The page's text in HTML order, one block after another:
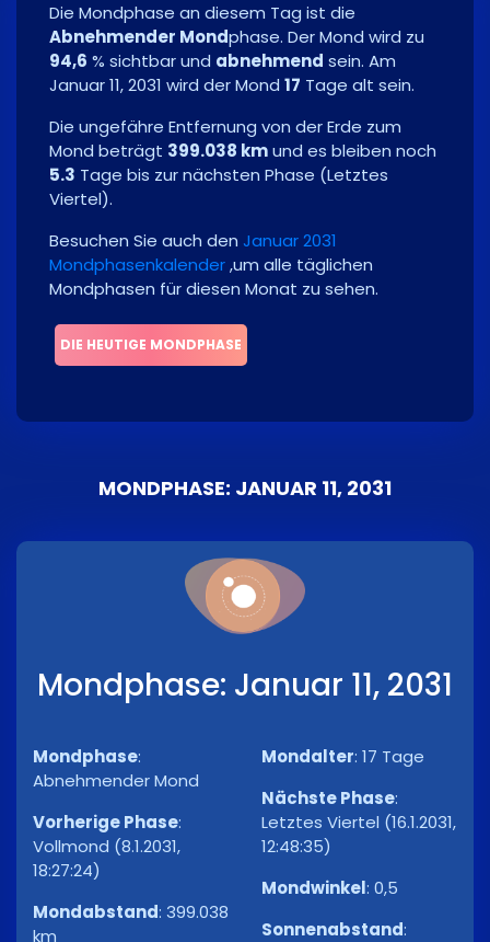
Die Mondphase an diesem Tag ist die
Abnehmender Mondphase. Der Mond wird zu
94,6 % sichtbar und abnehmend sein. Am
Januar 11, 2031 wird der Mond 17 Tage alt sein.
Die ungefähre Entfernung von der Erde zum
Mond beträgt 399.038 kmund es bleiben noch
5.3 Tage bis zur nächsten Phase (Letztes
Viertel).
Besuchen Sie auch den Januar 2031
Mondphasenkalender,um alle täglichen
Mondphasen für diesen Monat zu sehen.
DIE HEUTIGE MONDPHASE
MONDPHASE: JANUAR 11, 2031
Mondphase: Januar 11, 2031
Mondphase:
Abnehmender Mond
Vorherige Phase:
Vollmond (8.1.2031,
18:27:24)
Mondabstand: 399.038
km
Mondalter: 17 Tage
Nächste Phase:
Letztes Viertel (16.1.2031,
12:48:35)
Mondwinkel: 0,5
Sonnenabstand: